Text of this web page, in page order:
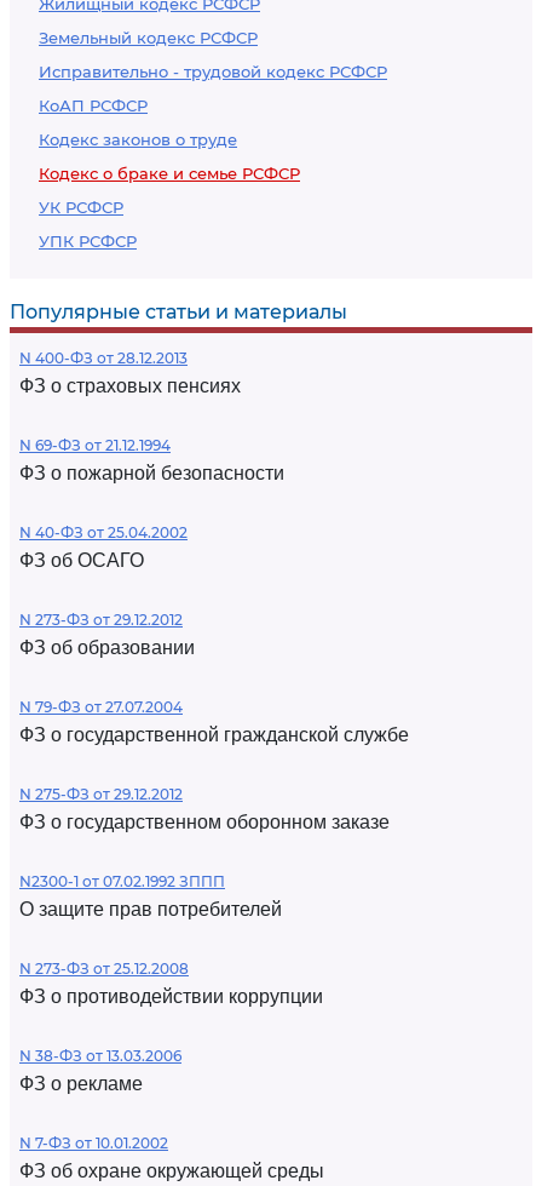
Земельный кодекс РСФСР
Исправительно - трудовой кодекс РСФСР
КоАП РСФСР
Кодекс законов о труде
Кодекс о браке и семье РСФСР
УК РСФСР
УПК РСФСР
Популярные статьи и материалы
N 400-ФЗ от 28.12.2013
ФЗ о страховых пенсиях
N 69-ФЗ от 21.12.1994
ФЗ о пожарной безопасности
N 40-ФЗ от 25.04.2002
ФЗ об ОСАГО
N 273-ФЗ от 29.12.2012
ФЗ об образовании
N 79-ФЗ от 27.07.2004
ФЗ о государственной гражданской службе
N 275-ФЗ от 29.12.2012
ФЗ о государственном оборонном заказе
N2300-1 от 07.02.1992 ЗППП
О защите прав потребителей
N 273-ФЗ от 25.12.2008
ФЗ о противодействии коррупции
N 38-ФЗ от 13.03.2006
ФЗ о рекламе
N 7-ФЗ от 10.01.2002
ФЗ об охране окружающей среды